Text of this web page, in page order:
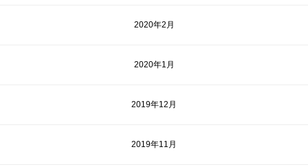
2020年2月
2020年1月
2019年12月
2019年11月